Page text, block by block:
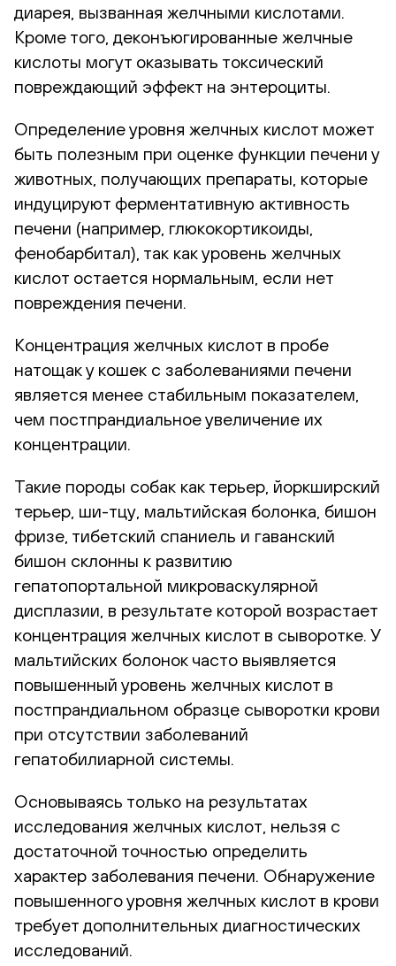
диарея, вызванная желчными кислотами.
Кроме того, деконъюгированные желчные
кислоты могут оказывать токсический
повреждающий эффект на энтероциты.
Определение уровня желчных кислот может
быть полезным при оценке функции печени у
животных, получающих препараты, которые
индуцируют ферментативную активность
печени (например, глюкокортикоиды,
фенобарбитал), так как уровень желчных
кислот остается нормальным, если нет
повреждения печени.
Концентрация желчных кислот в пробе
натощак у кошек с заболеваниями печени
является менее стабильным показателем,
чем постпрандиальное увеличение их
концентрации.
Такие породы собак как терьер, йоркширский
терьер, ши-тцу, мальтийская болонка, бишон
фризе, тибетский спаниель и гаванский
бишон склонны к развитию
гепатопортальной микроваскулярной
дисплазии, в результате которой возрастает
концентрация желчных кислот в сыворотке. У
мальтийских болонок часто выявляется
повышенный уровень желчных кислот в
постпрандиальном образце сыворотки крови
при отсутствии заболеваний
гепатобилиарной системы.
Основываясь только на результатах
исследования желчных кислот, нельзя с
достаточной точностью определить
характер заболевания печени. Обнаружение
повышенного уровня желчных кислот в крови
требует дополнительных диагностических
исследований.